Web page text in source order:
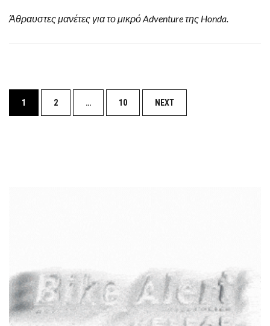
Άθραυστες μανέτες για το μικρό Adventure της Honda.
Posts
navigation
1 2 … 10 NEXT